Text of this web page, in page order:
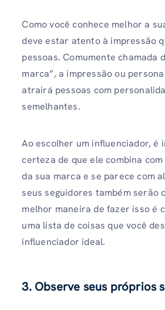
Como você conhece melhor a
deve estar atento à impressão
pessoas. Comumente chamada
marca”, a impressão ou
atrairá pessoas com
semelhantes.
Ao escolher um influenciador, é
certeza de que ele combina
da sua marca e se parece com
seus seguidores também serão
melhor maneira de fazer isso é
uma lista de coisas que você
influenciador ideal.
3. Observe seus próprios